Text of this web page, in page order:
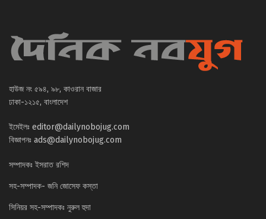
হাউজ নং ৫৯৪, ৯৮, কাওরান বাজার
ঢাকা-১২১৫, বাংলাদেশ
ইমেইলঃ editor@dailynobojug.com
বিজ্ঞাপনঃ ads@dailynobojug.com
সম্পাদকঃ ইসরাত রশিদ
সহ-সম্পাদক- জনি জোসেফ কস্তা
সিনিয়র সহ-সম্পাদকঃ নুরুল হুদা